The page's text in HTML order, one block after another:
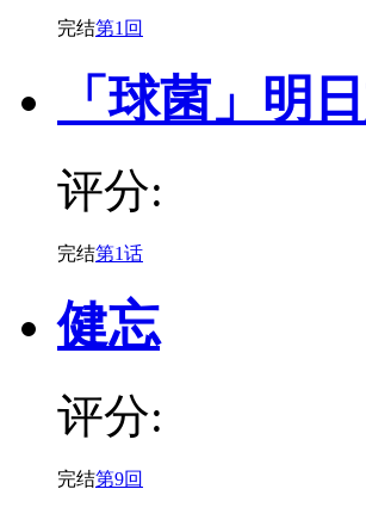
完结第1回
「球菌」明
评分:
完结第1话
健忘
评分:
完结第9回